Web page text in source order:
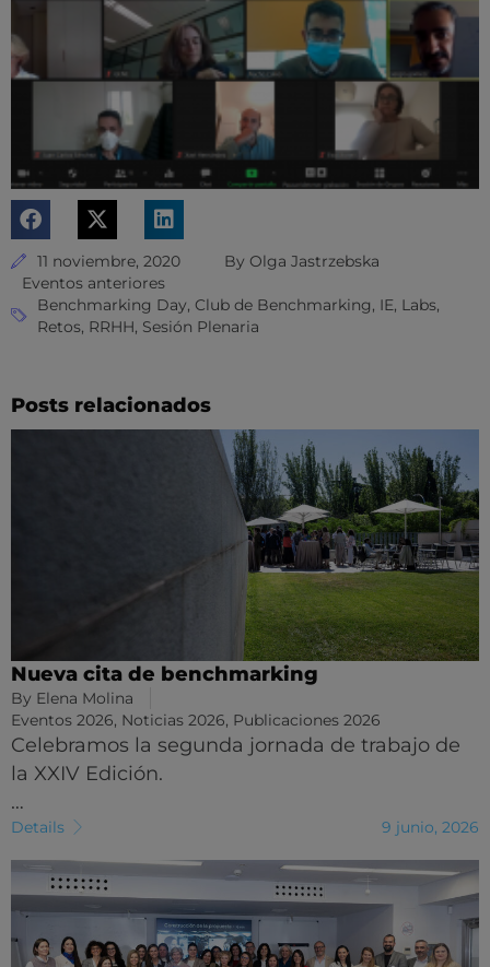
11 noviembre, 2020 By Olga Jastrzebska
Eventos anteriores
Benchmarking Day, Club de Benchmarking, IE, Labs,
Retos, RRHH, Sesión Plenaria
Posts relacionados
Nueva cita de benchmarking
By Elena Molina
Eventos 2026, Noticias 2026, Publicaciones 2026
Celebramos la segunda jornada de trabajo de
la XXIV Edición.
…
Details 9 junio, 2026